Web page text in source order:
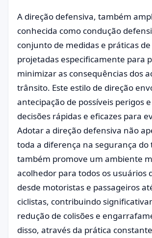
A direção defensiva, também
conhecida como condução
conjunto de medidas e práticas
projetadas especificamente para
minimizar as consequências dos
trânsito. Este estilo de direção
antecipação de possíveis perigos
decisões rápidas e eficazes para
Adotar a direção defensiva não
toda a diferença na segurança
também promove um ambiente
acolhedor para todos os usuários
desde motoristas e passageiros
ciclistas, contribuindo
redução de colisões e
disso, através da prática